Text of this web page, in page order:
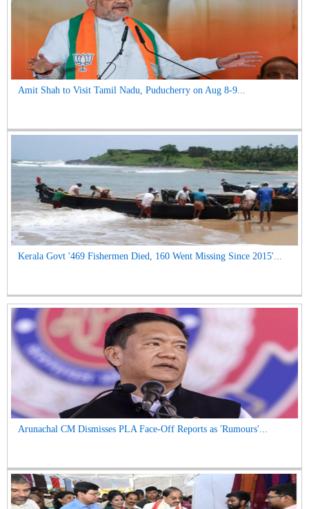
Amit Shah to Visit Tamil Nadu, Puducherry on Aug 8-9...
Kerala Govt '469 Fishermen Died, 160 Went Missing Since 2015'...
Arunachal CM Dismisses PLA Face-Off Reports as 'Rumours'...